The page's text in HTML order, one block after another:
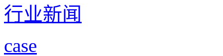
行业新闻
case